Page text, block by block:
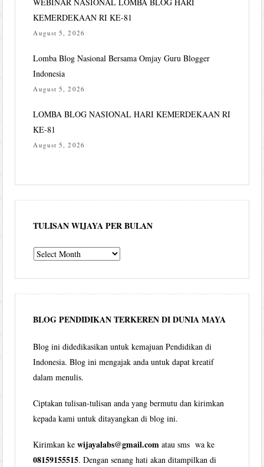
KEMERDEKAAN RI KE-81
August 5, 2026
Lomba Blog Nasional Bersama Omjay Guru Blogger
Indonesia
August 5, 2026
LOMBA BLOG NASIONAL HARI KEMERDEKAAN RI
KE-81
August 5, 2026
TULISAN WIJAYA PER BULAN
Tulisan
per
bulan
BLOG PENDIDIKAN TERKEREN DI DUNIA MAYA
Blog ini didedikasikan untuk kemajuan Pendidikan di
Indonesia. Blog ini mengajak anda untuk dapat kreatif
dalam menulis.
Ciptakan tulisan-tulisan anda yang bermutu dan kirimkan
kepada kami untuk ditayangkan di blog ini.
Kirimkan kewijayalabs@gmail.com atau sms wa ke
08159155515. Dengan senang hati akan ditampilkan di